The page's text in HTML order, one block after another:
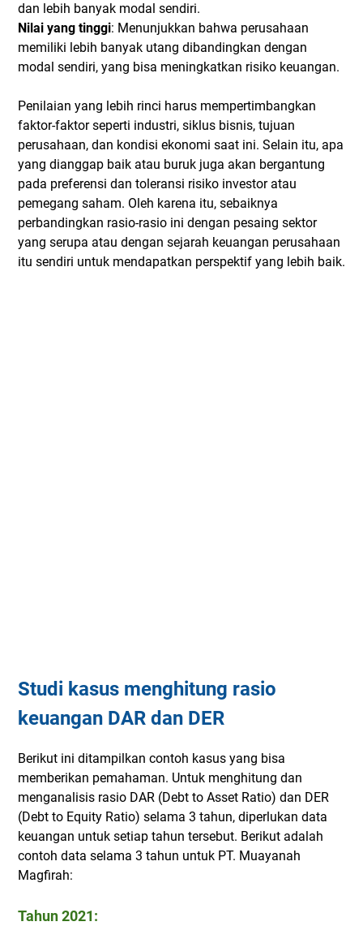
dan lebih banyak modal sendiri.
Nilai yang tinggi: Menunjukkan bahwa perusahaan
memiliki lebih banyak utang dibandingkan dengan
modal sendiri, yang bisa meningkatkan risiko keuangan.
Penilaian yang lebih rinci harus mempertimbangkan
faktor-faktor seperti industri, siklus bisnis, tujuan
perusahaan, dan kondisi ekonomi saat ini. Selain itu, apa
yang dianggap baik atau buruk juga akan bergantung
pada preferensi dan toleransi risiko investor atau
pemegang saham. Oleh karena itu, sebaiknya
perbandingkan rasio-rasio ini dengan pesaing sektor
yang serupa atau dengan sejarah keuangan perusahaan
itu sendiri untuk mendapatkan perspektif yang lebih baik.
Studi kasus menghitung rasio
keuangan DAR dan DER
Berikut ini ditampilkan contoh kasus yang bisa
memberikan pemahaman. Untuk menghitung dan
menganalisis rasio DAR (Debt to Asset Ratio) dan DER
(Debt to Equity Ratio) selama 3 tahun, diperlukan data
keuangan untuk setiap tahun tersebut. Berikut adalah
contoh data selama 3 tahun untuk PT. Muayanah
Magfirah:
Tahun 2021: